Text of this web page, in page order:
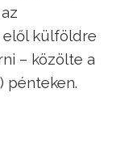
elől külföldre
– közölte a
pénteken.